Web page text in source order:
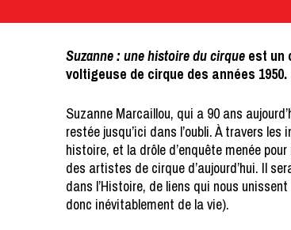
Suzanne : une histoire du cirque est un
voltigeuse de cirque des années 1950.
Suzanne Marcaillou, qui a 90 ans
restée jusqu’ici dans l’oubli. À travers
histoire, et la drôle d’enquête menée
des artistes de cirque d’aujourd’hui. Il
dans l’Histoire, de liens qui nous
donc inévitablement de la vie).